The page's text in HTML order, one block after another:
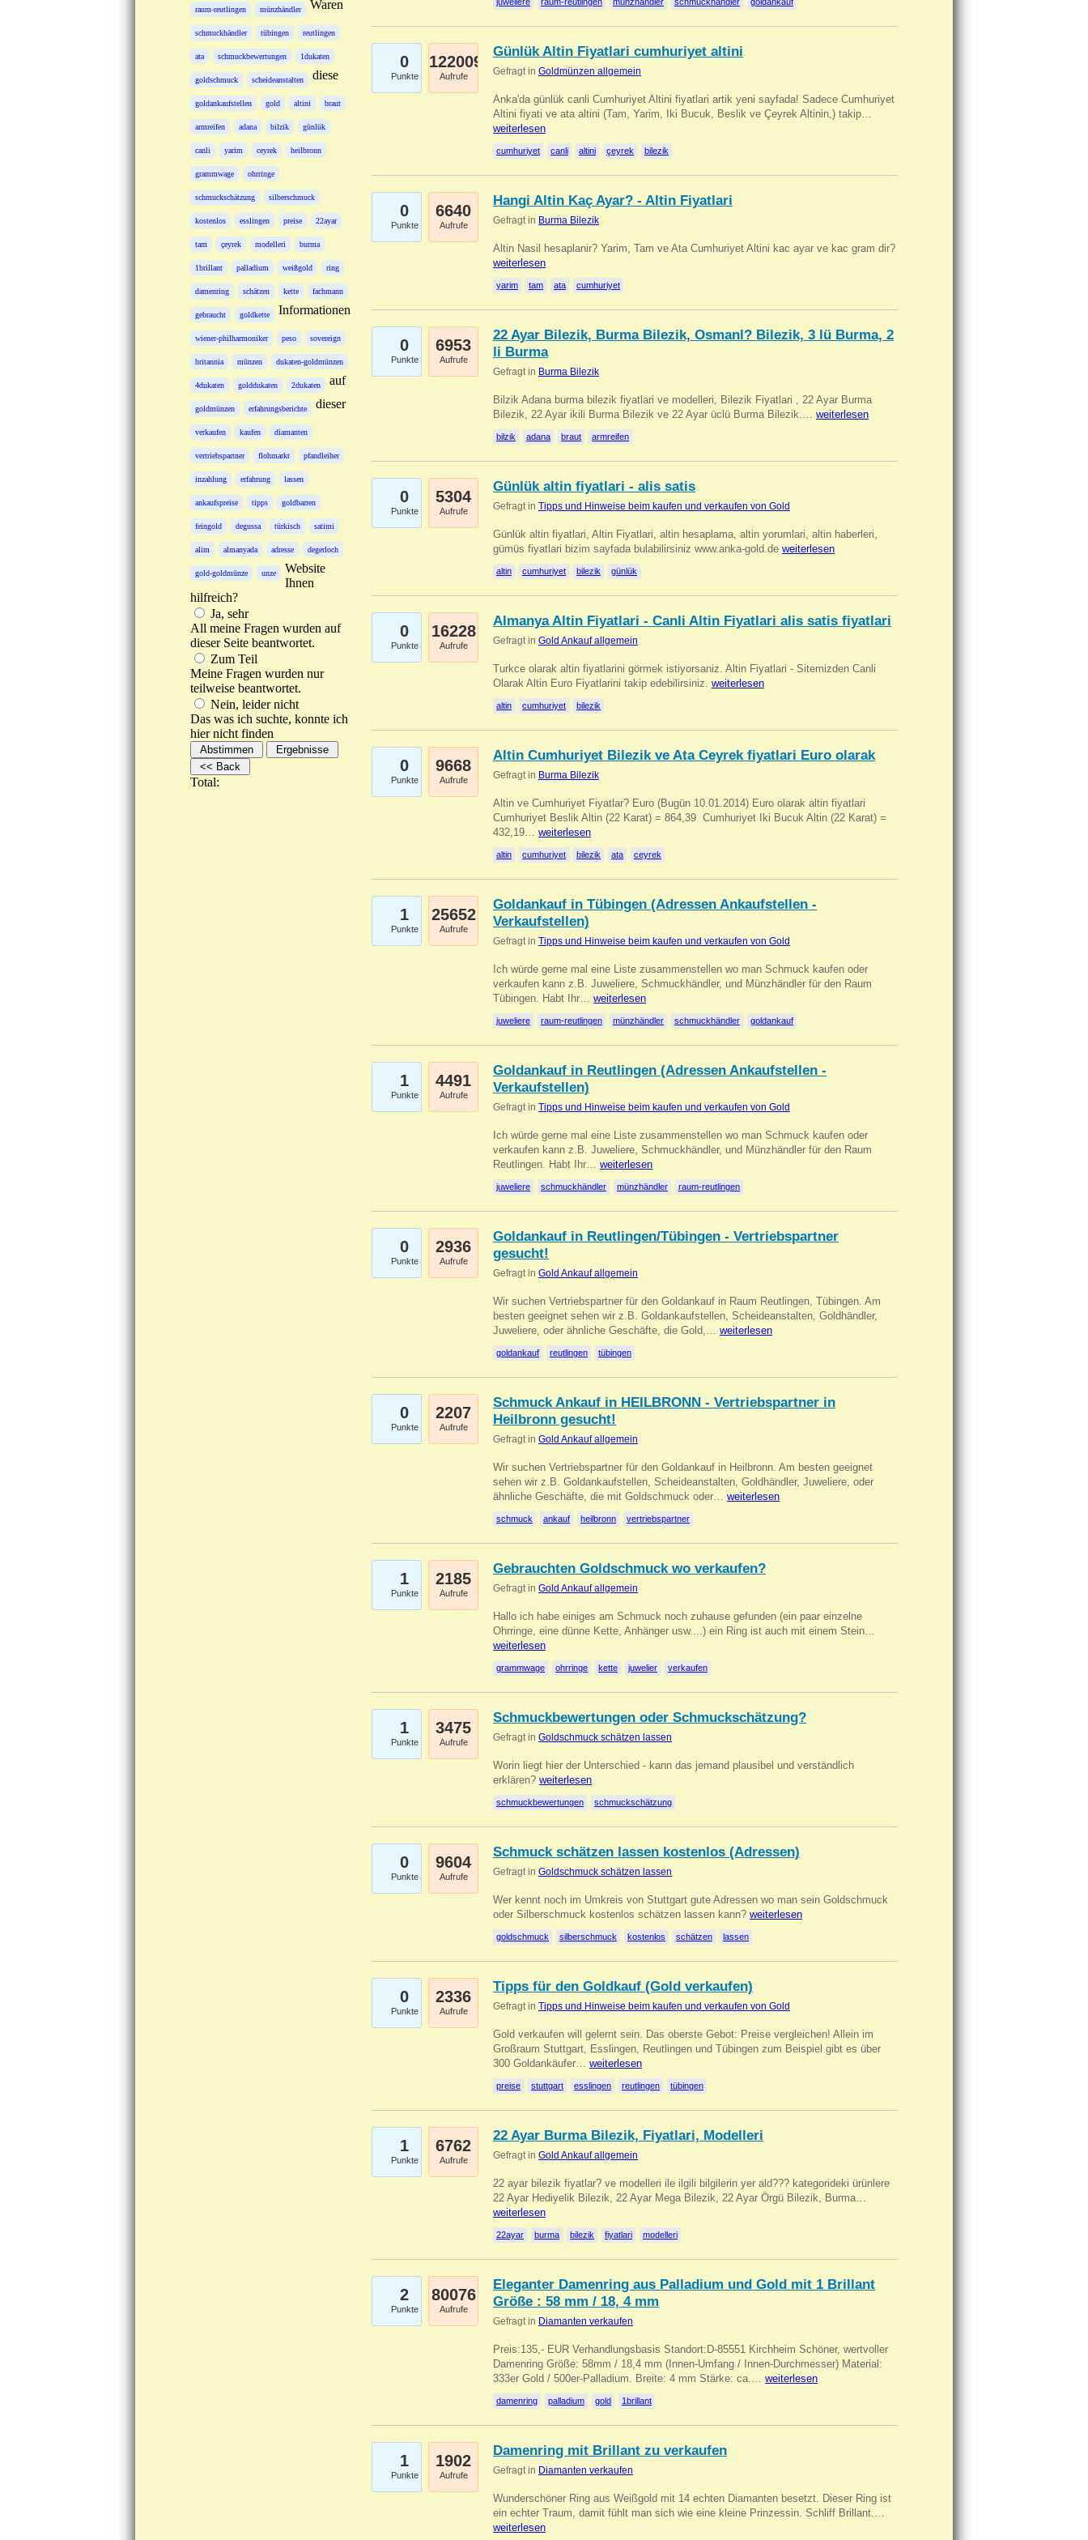
raum-reutlingen münzhändler
schmuckhändler tübingen reutlingen
ata schmuckbewertungen 1dukaten
goldschmuck scheideanstalten
goldankaufstellen gold altini braut
armreifen adana bilzik günlük
canli yarim ceyrek heilbronn
grammwage ohrringe
schmuckschätzung silberschmuck
kostenlos esslingen preise 22ayar
tam çeyrek modelleri burma
1brillant palladium weißgold ring
damenring schätzen kette fachmann
gebraucht goldkette
wiener-philharmoniker peso sovereign
britannia münzen dukaten-goldmünzen
4dukaten golddukaten 2dukaten
goldmünzen erfahrungsberichte
verkaufen kaufen diamanten
vertriebspartner flohmarkt pfandleiher
inzahlung erfahrung lassen
ankaufspreise tipps goldbarren
feingold degussa türkisch satimi
alim almanyada adresse degerloch
gold-goldmünze unze
Waren
diese
Informationen
auf
dieser
Website
Ihnen
hilfreich?
Ja, sehr
All meine Fragen wurden auf
dieser Seite beantwortet.
Zum Teil
Meine Fragen wurden nur
teilweise beantwortet.
Nein, leider nicht
Das was ich suchte, konnte ich
hier nicht finden
Total:
0
Punkte
122009
Aufrufe
Günlük Altin Fiyatlari cumhuriyet altini
Gefragt in Goldmünzen allgemein
Anka'da günlük canli Cumhuriyet Altini fiyatlari artik yeni sayfada! Sadece Cumhuriyet
Altini fiyati ve ata altini (Tam, Yarim, Iki Bucuk, Beslik ve Çeyrek Altinin,) takip…
weiterlesen
cumhuriyet canli altini çeyrek bilezik
0
Punkte
6640
Aufrufe
Hangi Altin Kaç Ayar? - Altin Fiyatlari
Gefragt in Burma Bilezik
Altin Nasil hesaplanir? Yarim, Tam ve Ata Cumhuriyet Altini kac ayar ve kac gram dir?
weiterlesen
yarim tam ata cumhuriyet
0
Punkte
6953
Aufrufe
22 Ayar Bilezik, Burma Bilezik, Osmanl? Bilezik, 3 lü Burma, 2
li Burma
Gefragt in Burma Bilezik
Bilzik Adana burma bilezik fiyatlari ve modelleri, Bilezik Fiyatlari , 22 Ayar Burma
Bilezik, 22 Ayar ikili Burma Bilezik ve 22 Ayar üclü Burma Bilezik.… weiterlesen
bilzik adana braut armreifen
0
Punkte
5304
Aufrufe
Günlük altin fiyatlari - alis satis
Gefragt in Tipps und Hinweise beim kaufen und verkaufen von Gold
Günlük altin fiyatlari, Altin Fiyatlari, altin hesaplama, altin yorumlari, altin haberleri,
gümüs fiyatlari bizim sayfada bulabilirsiniz www.anka-gold.de weiterlesen
altin cumhuriyet bilezik günlük
0
Punkte
16228
Aufrufe
Almanya Altin Fiyatlari - Canli Altin Fiyatlari alis satis fiyatlari
Gefragt in Gold Ankauf allgemein
Turkce olarak altin fiyatlarini görmek istiyorsaniz. Altin Fiyatlari - Sitemizden Canli
Olarak Altin Euro Fiyatlarini takip edebilirsiniz. weiterlesen
altin cumhuriyet bilezik
0
Punkte
9668
Aufrufe
Altin Cumhuriyet Bilezik ve Ata Ceyrek fiyatlari Euro olarak
Gefragt in Burma Bilezik
Altin ve Cumhuriyet Fiyatlar? Euro (Bugün 10.01.2014) Euro olarak altin fiyatlari
Cumhuriyet Beslik Altin (22 Karat) = 864,39  Cumhuriyet Iki Bucuk Altin (22 Karat) =
432,19… weiterlesen
altin cumhuriyet bilezik ata ceyrek
1
Punkte
25652
Aufrufe
Goldankauf in Tübingen (Adressen Ankaufstellen -
Verkaufstellen)
Gefragt in Tipps und Hinweise beim kaufen und verkaufen von Gold
Ich würde gerne mal eine Liste zusammenstellen wo man Schmuck kaufen oder
verkaufen kann z.B. Juweliere, Schmuckhändler, und Münzhändler für den Raum
Tübingen. Habt Ihr… weiterlesen
juweliere raum-reutlingen münzhändler schmuckhändler goldankauf
1
Punkte
4491
Aufrufe
Goldankauf in Reutlingen (Adressen Ankaufstellen -
Verkaufstellen)
Gefragt in Tipps und Hinweise beim kaufen und verkaufen von Gold
Ich würde gerne mal eine Liste zusammenstellen wo man Schmuck kaufen oder
verkaufen kann z.B. Juweliere, Schmuckhändler, und Münzhändler für den Raum
Reutlingen. Habt Ihr… weiterlesen
juweliere schmuckhändler münzhändler raum-reutlingen
0
Punkte
2936
Aufrufe
Goldankauf in Reutlingen/Tübingen - Vertriebspartner
gesucht!
Gefragt in Gold Ankauf allgemein
Wir suchen Vertriebspartner für den Goldankauf in Raum Reutlingen, Tübingen. Am
besten geeignet sehen wir z.B. Goldankaufstellen, Scheideanstalten, Goldhändler,
Juweliere, oder ähnliche Geschäfte, die Gold,… weiterlesen
goldankauf reutlingen tübingen
0
Punkte
2207
Aufrufe
Schmuck Ankauf in HEILBRONN - Vertriebspartner in
Heilbronn gesucht!
Gefragt in Gold Ankauf allgemein
Wir suchen Vertriebspartner für den Goldankauf in Heilbronn. Am besten geeignet
sehen wir z.B. Goldankaufstellen, Scheideanstalten, Goldhändler, Juweliere, oder
ähnliche Geschäfte, die mit Goldschmuck oder… weiterlesen
schmuck ankauf heilbronn vertriebspartner
1
Punkte
2185
Aufrufe
Gebrauchten Goldschmuck wo verkaufen?
Gefragt in Gold Ankauf allgemein
Hallo ich habe einiges am Schmuck noch zuhause gefunden (ein paar einzelne
Ohrringe, eine dünne Kette, Anhänger usw....) ein Ring ist auch mit einem Stein…
weiterlesen
grammwage ohrringe kette juwelier verkaufen
1
Punkte
3475
Aufrufe
Schmuckbewertungen oder Schmuckschätzung?
Gefragt in Goldschmuck schätzen lassen
Worin liegt hier der Unterschied - kann das jemand plausibel und verständlich
erklären? weiterlesen
schmuckbewertungen schmuckschätzung
0
Punkte
9604
Aufrufe
Schmuck schätzen lassen kostenlos (Adressen)
Gefragt in Goldschmuck schätzen lassen
Wer kennt noch im Umkreis von Stuttgart gute Adressen wo man sein Goldschmuck
oder Silberschmuck kostenlos schätzen lassen kann? weiterlesen
goldschmuck silberschmuck kostenlos schätzen lassen
0
Punkte
2336
Aufrufe
Tipps für den Goldkauf (Gold verkaufen)
Gefragt in Tipps und Hinweise beim kaufen und verkaufen von Gold
Gold verkaufen will gelernt sein. Das oberste Gebot: Preise vergleichen! Allein im
Großraum Stuttgart, Esslingen, Reutlingen und Tübingen zum Beispiel gibt es über
300 Goldankäufer… weiterlesen
preise stuttgart esslingen reutlingen tübingen
1
Punkte
6762
Aufrufe
22 Ayar Burma Bilezik, Fiyatlari, Modelleri
Gefragt in Gold Ankauf allgemein
22 ayar bilezik fiyatlar? ve modelleri ile ilgili bilgilerin yer ald??? kategorideki ürünlere
22 Ayar Hediyelik Bilezik, 22 Ayar Mega Bilezik, 22 Ayar Örgü Bilezik, Burma…
weiterlesen
22ayar burma bilezik fiyatlari modelleri
2
Punkte
80076
Aufrufe
Eleganter Damenring aus Palladium und Gold mit 1 Brillant
Größe : 58 mm / 18, 4 mm
Gefragt in Diamanten verkaufen
Preis:135,- EUR Verhandlungsbasis Standort:D-85551 Kirchheim Schöner, wertvoller
Damenring Größe: 58mm / 18,4 mm (Innen-Umfang / Innen-Durchmesser) Material:
333er Gold / 500er-Palladium. Breite: 4 mm Stärke: ca.… weiterlesen
damenring palladium gold 1brillant
1
Punkte
1902
Aufrufe
Damenring mit Brillant zu verkaufen
Gefragt in Diamanten verkaufen
Wunderschöner Ring aus Weißgold mit 14 echten Diamanten besetzt. Dieser Ring ist
ein echter Traum, damit fühlt man sich wie eine kleine Prinzessin. Schliff Brillant.…
weiterlesen